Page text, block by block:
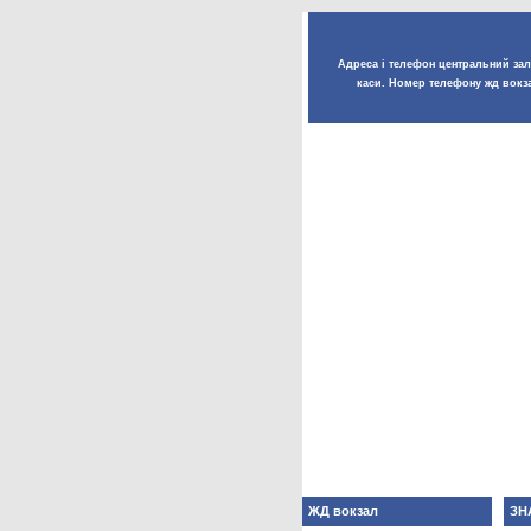
Адреса і телефон центральний
каси. Номер телефону жд
ЖД вокзал